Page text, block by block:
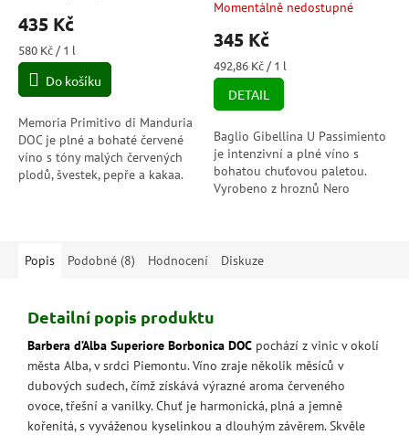
produktu
je
5,0
5
hvězdiček.
435 Kč
Měrná
cena:
580 Kč / 1 l
Do košíku
Memoria Primitivo di Manduria
DOC je plné a bohaté červené
víno s tóny malých červených
plodů, švestek, pepře a kakaa.
Momentálně nedostupné
345 Kč
Měrná
cena:
492,86 Kč / 1 l
DETAIL
Baglio Gibellina U Passimiento
je intenzivní a plné víno s
bohatou chuťovou paletou.
Vyrobeno z hroznů Nero
Popis
Podobné (8) Hodnocení Diskuze
Detailní popis produktu
Barbera d’Alba Superiore Borbonica DOC pochází z vinic v okolí
města Alba, v srdci Piemontu. Víno zraje několik měsíců v
dubových sudech, čímž získává výrazné aroma červeného
ovoce, třešní a vanilky. Chuť je harmonická, plná a jemně
kořenitá, s vyváženou kyselinkou a dlouhým závěrem. Skvěle